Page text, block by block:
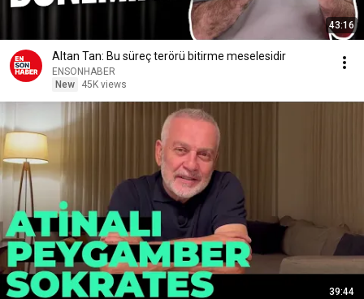
43:16
Altan Tan: Bu süreç terörü bitirme meselesidir
ENSONHABER
New
45K views
39:44